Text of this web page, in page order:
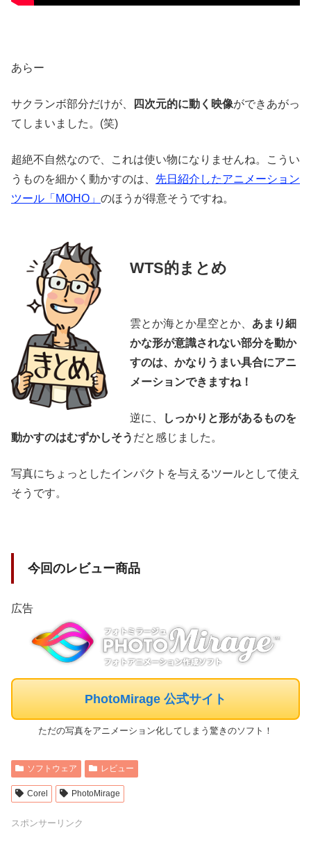
あらー
サクランボ部分だけが、 四次元的に動く映像ができあがっ
てしまいました。(笑)
超絶不自然なので、これは使い物になりませんね。こうい
うものを細かく動かすのは、 先日紹介したアニメーション
ツール「MOHO」 のほうが得意そうですね。
WTS的まとめ
雲とか海とか星空とか、 あまり細
かな形が意識されない部分を動か
すのは、かなりうまい具合にアニ
メーションできますね！
逆に、
しっかりと形があるものを
動かすのはむずかしそう だと感じました。
写真にちょっとしたインパクトを与えるツールとして使え
そうです。
今回のレビュー商品
広告
PhotoMirage 公式サイト
ただの写真をアニメーション化してしまう驚きのソフト！
ソフトウェア レビュー
Corel PhotoMirage
スポンサーリンク